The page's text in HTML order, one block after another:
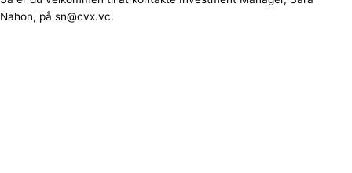
Nahon, på sn@cvx.vc.